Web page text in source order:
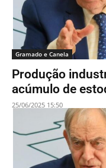
Gramado e Canela
Produção
acúmulo de
25/06/2025 15:50